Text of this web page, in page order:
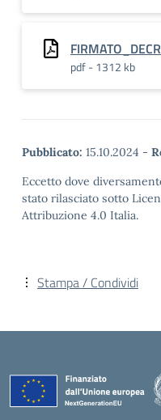
pdf - 1312 kb
Pubblicato: 15.10.2024 -
Eccetto dove
stato rilasciato sotto
Attribuzione 4.0 Italia.
Stampa / Condividi